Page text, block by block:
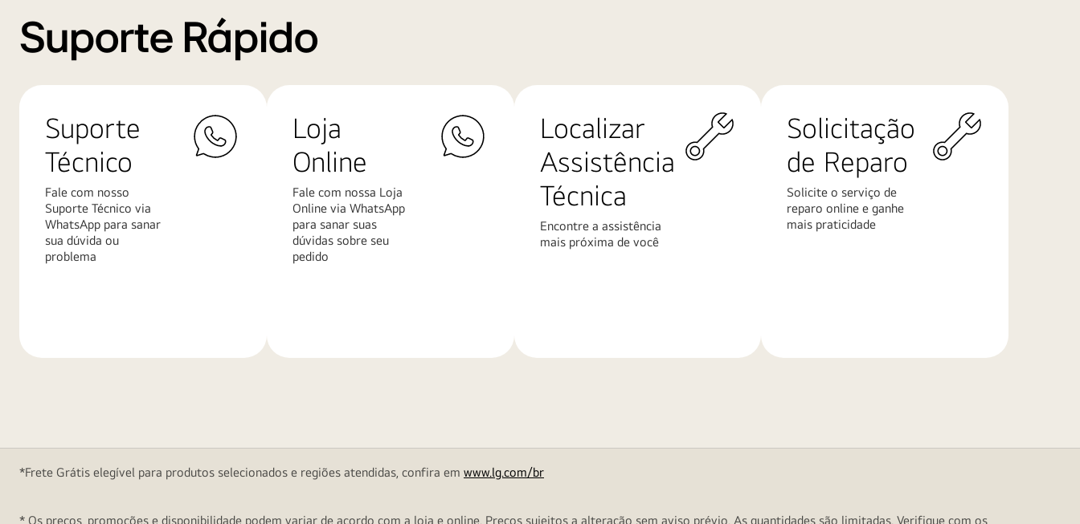
Suporte Rápido
Suporte
Técnico
Fale com nosso
Suporte Técnico via
WhatsApp para sanar
sua dúvida ou
problema
Loja
Online
Fale com nossa Loja
Online via WhatsApp
para sanar suas
dúvidas sobre seu
pedido
Localizar
Assistência
Técnica
Encontre a assistência
mais próxima de você
Solicitação
de Reparo
Solicite o serviço de
reparo online e ganhe
mais praticidade
*Frete Grátis elegível para produtos selecionados e regiões atendidas, confira em www.lg.com/br
* Os preços, promoções e disponibilidade podem variar de acordo com a loja e online. Preços sujeitos a alteração sem aviso prévio. As quantidades são limitadas. Verifique com os